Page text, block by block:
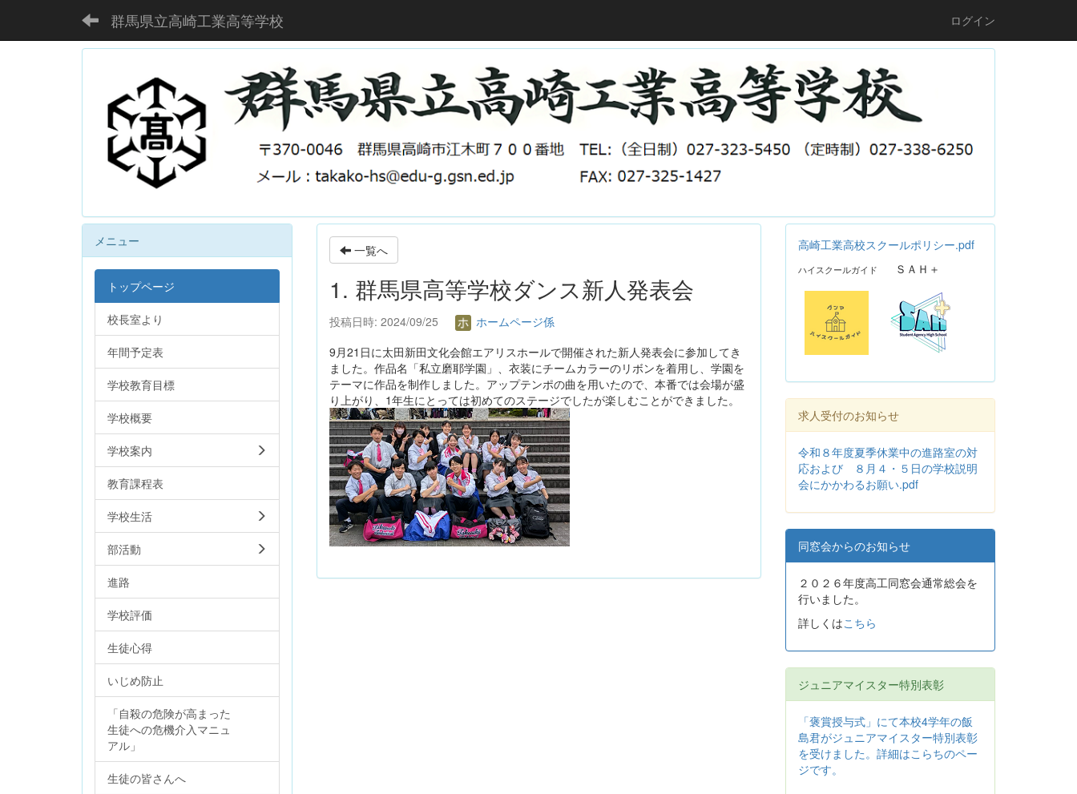
群馬県立高崎工業高等学校 ログイン
一覧へ
1. 群馬県高等学校ダンス新人発表会
投稿日時: 2024/09/25
ホームページ係
9月21日に太田新田文化会館エアリスホールで開催された新人発表会に参加してき
ました。作品名「私立磨耶学園」、衣装にチームカラーのリボンを着用し、学園を
テーマに作品を制作しました。アップテンポの曲を用いたので、本番では会場が盛
り上がり、1年生にとっては初めてのステージでしたが楽しむことができました。
メニュー
トップページ
校長室より
年間予定表
学校教育目標
学校概要
学校案内
教育課程表
学校生活
部活動
進路
学校評価
生徒心得
いじめ防止
「自殺の危険が高まった
生徒への危機介入マニュ
アル」
生徒の皆さんへ
高崎工業高校スクールポリシー.pdf
ハイスクールガイド ＳＡＨ＋
求人受付のお知らせ
令和８年度夏季休業中の進路室の対
応および ８月４・５日の学校説明
会にかかわるお願い.pdf
同窓会からのお知らせ
２０２６年度高工同窓会通常総会を
行いました。
詳しくはこちら
ジュニアマイスター特別表彰
「褒賞授与式」にて本校4学年の飯
島君がジュニアマイスター特別表彰
を受けました。詳細はこらちのペー
ジです。